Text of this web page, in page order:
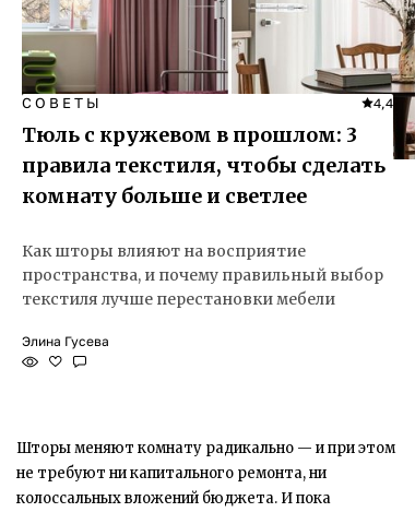
СОВЕТЫ 4,4
Тюль с кружевом в прошлом: 3
правила текстиля, чтобы сделать
комнату больше и светлее
Как шторы влияют на восприятие
пространства, и почему правильный выбор
текстиля лучше перестановки мебели
Элина Гусева
Шторы меняют комнату радикально — и при этом
не требуют ни капитального ремонта, ни
колоссальных вложений бюджета. И пока